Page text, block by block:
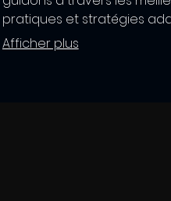
pratiques et stratégies
votre contexte. Obtenez le
nécessaire pour atteindre
Afficher plus